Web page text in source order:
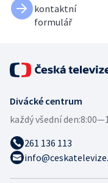
kontaktní
formulář
Divácké centrum
každý všední den:
261 136 113